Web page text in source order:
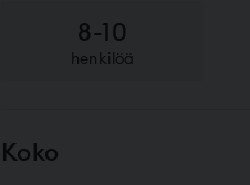
8-10
henkilöä
Koko